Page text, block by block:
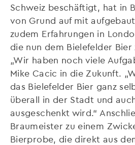
Schweiz beschäftigt, hat in
von Grund auf mit
zudem Erfahrungen in
die nun dem Bielefelder Bier
„Wir haben noch viele
Mike Cacic in die Zukunft.
das Bielefelder Bier ganz
überall in der Stadt und
ausgeschenkt wird.“
Braumeister zu einem
Bierprobe, die direkt aus